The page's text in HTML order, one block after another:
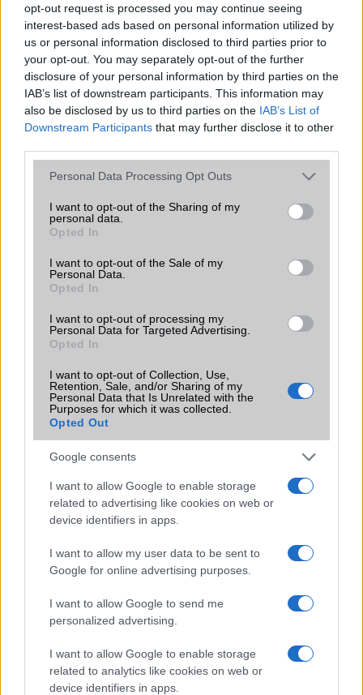
opt-out request is processed you may continue seeing
interest-based ads based on personal information utilized by
us or personal information disclosed to third parties prior to
your opt-out. You may separately opt-out of the further
disclosure of your personal information by third parties on the
IAB’s list of downstream participants. This information may
also be disclosed by us to third parties on the IAB’s List of
Downstream Participants that may further disclose it to other
Please note that this website/app uses one or more Google
not limited to your visit or usage behaviour. You may click to
grant or deny consent to Google and its third-party tags to
use your data for below specified purposes in below Google
consent section.
Personal Data Processing Opt Outs
I want to opt-out of the Sharing of my
personal data.
Opted In
I want to opt-out of the Sale of my
Personal Data.
Opted In
I want to opt-out of processing my
Personal Data for Targeted Advertising.
Opted In
I want to opt-out of Collection, Use,
Retention, Sale, and/or Sharing of my
Personal Data that Is Unrelated with the
Purposes for which it was collected.
Opted Out
Google consents
I want to allow Google to enable storage
related to advertising like cookies on web or
device identifiers in apps.
I want to allow my user data to be sent to
Google for online advertising purposes.
I want to allow Google to send me
personalized advertising.
I want to allow Google to enable storage
related to analytics like cookies on web or
device identifiers in apps.
Iránytũ ecompass
Extrák Nincs
EGYÉB
Vibra jelzés alap szolgáltatás
SIM típus nanoSIM
SIM-ek száma 2
Terület
Brand
Limited Edition Nincs
SAR
Nincs publikus adat!
N/A = Nincs adat. Legutóbbi frissítés: 2026-07-13 19:00:00
Új és Használt GSM kiemelt ajánlatok
Apple iPhone 16